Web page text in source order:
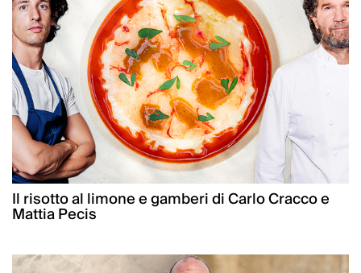
Il risotto al limone e gamberi di Carlo Cracco e
Mattia Pecis